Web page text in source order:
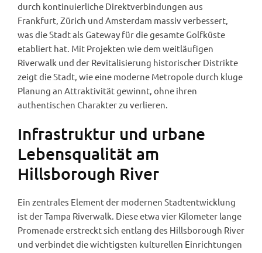
durch kontinuierliche Direktverbindungen aus
Frankfurt, Zürich und Amsterdam massiv verbessert,
was die Stadt als Gateway für die gesamte Golfküste
etabliert hat. Mit Projekten wie dem weitläufigen
Riverwalk und der Revitalisierung historischer Distrikte
zeigt die Stadt, wie eine moderne Metropole durch kluge
Planung an Attraktivität gewinnt, ohne ihren
authentischen Charakter zu verlieren.
Infrastruktur und urbane
Lebensqualität am
Hillsborough River
Ein zentrales Element der modernen Stadtentwicklung
ist der Tampa Riverwalk. Diese etwa vier Kilometer lange
Promenade erstreckt sich entlang des Hillsborough River
und verbindet die wichtigsten kulturellen Einrichtungen